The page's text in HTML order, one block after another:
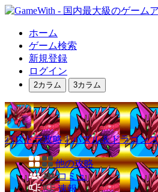
ホーム
ゲーム検索
新規登録
ログイン
2カラム 3カラム
パズドラ攻略｜パズル＆ドラゴンズ
他の攻略
コミュ
速報